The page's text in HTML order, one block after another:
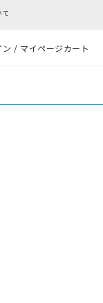
ン / マイページカート